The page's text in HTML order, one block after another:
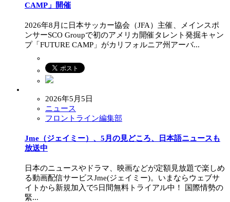
CAMP」開催
2026年8月に日本サッカー協会（JFA）主催、メインスポ
ンサーSCO Groupで初のアメリカ開催タレント発掘キャン
プ「FUTURE CAMP」がカリフォルニア州アーバ...
2026年5月5日
ニュース
フロントライン編集部
Jme（ジェイミー）、5月の見どころ、日本語ニュースも
放送中
日本のニュースやドラマ、映画などが定額見放題で楽しめ
る動画配信サービスJme(ジェイミー)。いまならウェブサ
イトから新規加入で5日間無料トライアル中！ 国際情勢の
緊...